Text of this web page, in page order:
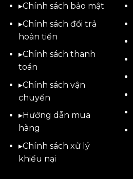
▸Chính sách bảo mật
▸Chính sách đổi trả
hoàn tiền
▸Chính sách thanh
toán
▸Chính sách vận
chuyển
▸Hướng dẫn mua
hàng
▸Chính sách xử lý
khiếu nại